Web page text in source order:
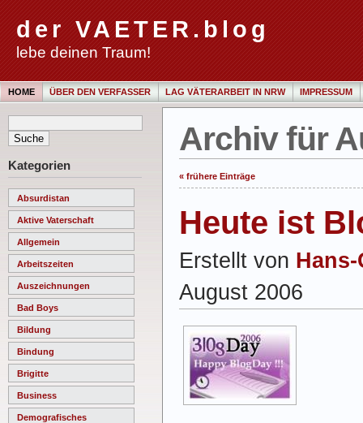
der VAETER.blog
lebe deinen Traum!
HOME ÜBER DEN VERFASSER LAG VÄTERARBEIT IN NRW IMPRESSUM
Kategorien
Absurdistan
Aktive Vaterschaft
Allgemein
Arbeitszeiten
Auszeichnungen
Bad Boys
Bildung
Bindung
Brigitte
Business
Demografisches
Archiv für
« frühere Einträge
Heute ist
Erstellt von
August 2006